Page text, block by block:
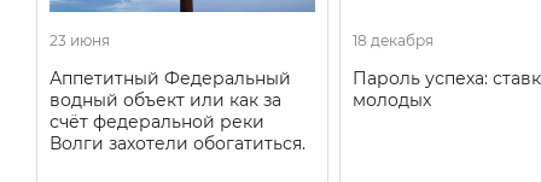
23 июня
Аппетитный Федеральный
водный объект или как за
счёт федеральной реки
Волги захотели обогатиться.
18 декабря
Пароль успеха:
молодых